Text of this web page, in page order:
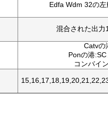
Edfa Wdm 32の
混合された出
Catvの
Ponの港
コンバイ